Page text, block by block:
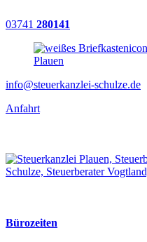
03741 280141
info@steuerkanzlei-schulze.de
Anfahrt
Bürozeiten